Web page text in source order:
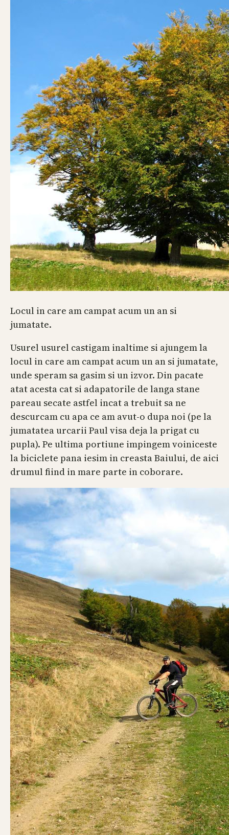
Locul in care am campat acum un an si
jumatate.
Usurel usurel castigam inaltime si ajungem la
locul in care am campat acum un an si jumatate,
unde speram sa gasim si un izvor. Din pacate
atat acesta cat si adapatorile de langa stane
pareau secate astfel incat a trebuit sa ne
descurcam cu apa ce am avut-o dupa noi (pe la
jumatatea urcarii Paul visa deja la prigat cu
pupla). Pe ultima portiune impingem voiniceste
la biciclete pana iesim in creasta Baiului, de aici
drumul fiind in mare parte in coborare.